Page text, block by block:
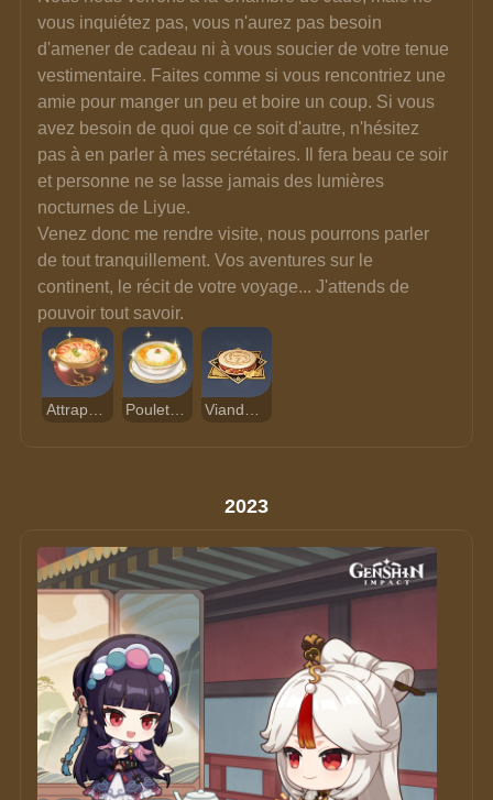
vous inquiétez pas, vous n'aurez pas besoin
d'amener de cadeau ni à vous soucier de votre tenue
vestimentaire. Faites comme si vous rencontriez une
amie pour manger un peu et boire un coup. Si vous
avez besoin de quoi que ce soit d'autre, n'hésitez
pas à en parler à mes secrétaires. Il fera beau ce soir
et personne ne se lasse jamais des lumières
nocturnes de Liyue.
Venez donc me rendre visite, nous pourrons parler
de tout tranquillement. Vos aventures sur le
continent, le récit de votre voyage... J'attends de
pouvoir tout savoir.
Attrape-Adepte (délicieux)
2023